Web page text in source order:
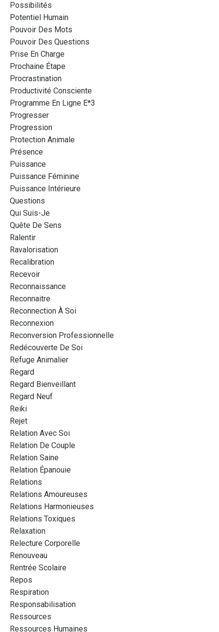
Possibilités
Potentiel Humain
Pouvoir Des Mots
Pouvoir Des Questions
Prise En Charge
Prochaine Étape
Procrastination
Productivité Consciente
Programme En Ligne E*3
Progresser
Progression
Protection Animale
Présence
Puissance
Puissance Féminine
Puissance Intérieure
Questions
Qui Suis-Je
Quête De Sens
Ralentir
Ravalorisation
Recalibration
Recevoir
Reconnaissance
Reconnaitre
Reconnection À Soi
Reconnexion
Reconversion Professionnelle
Redécouverte De Soi
Refuge Animalier
Regard
Regard Bienveillant
Regard Neuf
Reiki
Rejet
Relation Avec Soi
Relation De Couple
Relation Saine
Relation Épanouie
Relations
Relations Amoureuses
Relations Harmonieuses
Relations Toxiques
Relaxation
Relecture Corporelle
Renouveau
Rentrée Scolaire
Repos
Respiration
Responsabilisation
Ressources
Ressources Humaines